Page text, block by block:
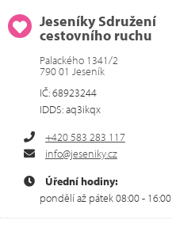
Jeseníky Sdružení
cestovního ruchu
Palackého 1341/2
790 01 Jeseník
IČ: 68923244
IDDS: aq3ikqx
+420 583 283 117
info@jeseniky.cz
Úřední hodiny:
pondělí až pátek 08:00 - 16:00